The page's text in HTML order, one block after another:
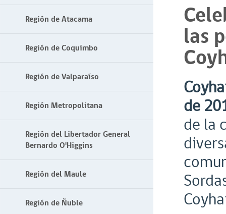
Región de Atacama
Región de Coquimbo
Región de Valparaíso
Región Metropolitana
Región del Libertador General
Bernardo O'Higgins
Región del Maule
Región de Ñuble
las
de
de la